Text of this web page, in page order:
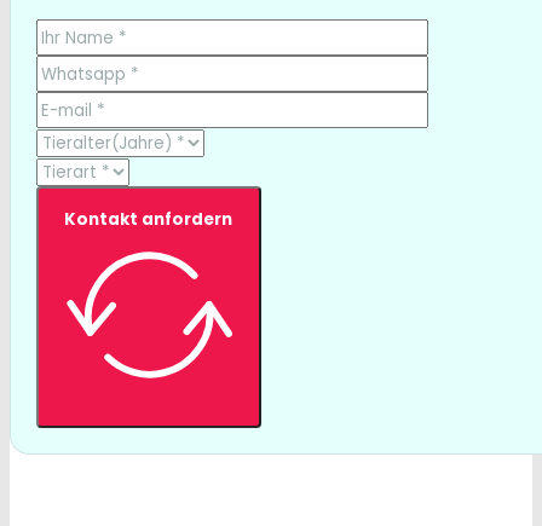
Kontakt anfordern